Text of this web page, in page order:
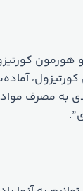
به مصرف مواد